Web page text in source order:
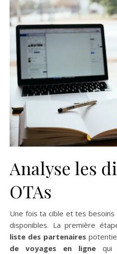
Analyse les
OTAs
Une fois ta cible et tes
disponibles. La première
liste des partenaires
de voyages en ligne qui